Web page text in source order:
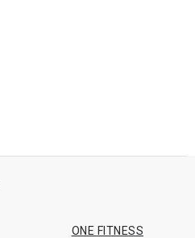
ONE FITNESS